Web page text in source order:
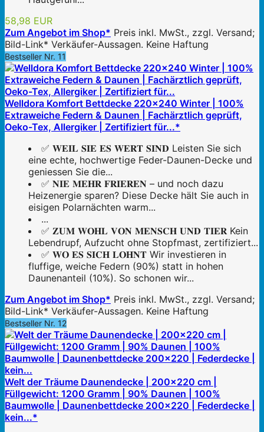
58,98 EUR
Zum Angebot im Shop* Preis inkl. MwSt., zzgl. Versand;
Bild-Link* Verkäufer-Aussagen. Keine Haftung
Bestseller Nr. 11
Welldora Komfort Bettdecke 220x240 Winter | 100%
Extraweiche Federn & Daunen | Fachärztlich geprüft,
Oeko-Tex, Allergiker | Zertifiziert für...*
✅ 𝐖𝐄𝐈𝐋 𝐒𝐈𝐄 𝐄𝐒 𝐖𝐄𝐑𝐓 𝐒𝐈𝐍𝐃 Leisten Sie sich
eine echte, hochwertige Feder-Daunen-Decke und
geniessen Sie die...
✅ 𝐍𝐈𝐄 𝐌𝐄𝐇𝐑 𝐅𝐑𝐈𝐄𝐑𝐄𝐍 – und noch dazu
Heizenergie sparen? Diese Decke hält Sie auch in
eisigen Polarnächten warm...
...
✅ 𝐙𝐔𝐌 𝐖𝐎𝐇𝐋 𝐕𝐎𝐍 𝐌𝐄𝐍𝐒𝐂𝐇 𝐔𝐍𝐃 𝐓𝐈𝐄𝐑 Kein
Lebendrupf, Aufzucht ohne Stopfmast, zertifiziert...
✅ 𝐖𝐎 𝐄𝐒 𝐒𝐈𝐂𝐇 𝐋𝐎𝐇𝐍𝐓 Wir investieren in
fluffige, weiche Federn (90%) statt in hohen
Daunenanteil (10%). So schonen wir...
Zum Angebot im Shop* Preis inkl. MwSt., zzgl. Versand;
Bild-Link* Verkäufer-Aussagen. Keine Haftung
Bestseller Nr. 12
Welt der Träume Daunendecke | 200x220 cm |
Füllgewicht: 1200 Gramm | 90% Daunen | 100%
Baumwolle | Daunenbettdecke 200x220 | Federdecke |
kein...*